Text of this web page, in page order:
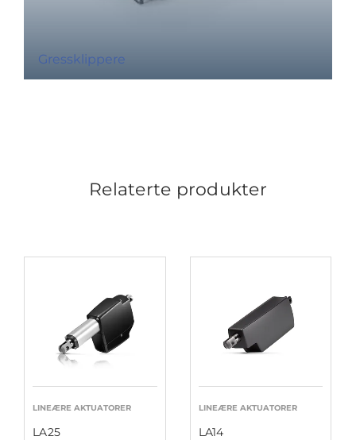
Gressklippere
Relaterte produkter
LINEÆRE AKTUATORER
LA25
LINEÆRE AKTUATORER
LA14